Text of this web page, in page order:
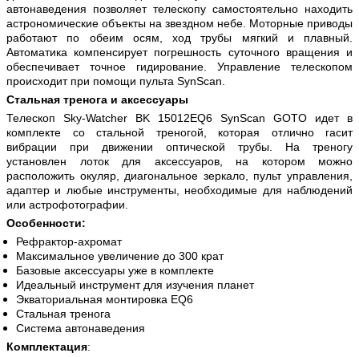
автонаведения позволяет телескопу самостоятельно находить
астрономические объекты на звездном небе. Моторные приводы
работают по обеим осям, ход трубы мягкий и плавный.
Автоматика компенсирует погрешность суточного вращения и
обеспечивает точное гидирование. Управление телескопом
происходит при помощи пульта SynScan.
Стальная тренога и аксессуары
Телескоп Sky-Watcher BK 15012EQ6 SynScan GOTO идет в
комплекте со стальной треногой, которая отлично гасит
вибрации при движении оптической трубы. На треногу
установлен лоток для аксессуаров, на котором можно
расположить окуляр, диагональное зеркало, пульт управления,
адаптер и любые инструменты, необходимые для наблюдений
или астрофотографии.
Особенности:
Рефрактор-ахромат
Максимальное увеличение до 300 крат
Базовые аксессуары уже в комплекте
Идеальный инструмент для изучения планет
Экваториальная монтировка EQ6
Стальная тренога
Система автонаведения
Комплектация: